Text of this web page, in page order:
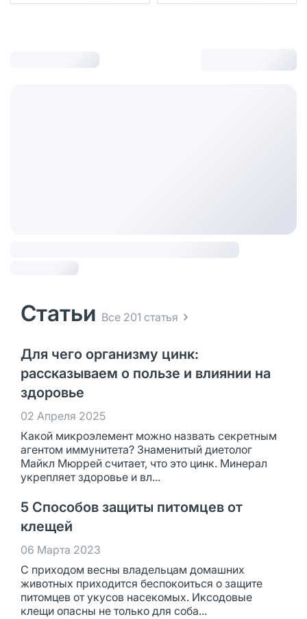
Статьи Все 201 статья
Для чего организму цинк:
рассказываем о пользе и влиянии на
здоровье
02 Апреля 2025
Какой микроэлемент можно назвать секретным
агентом иммунитета? Знаменитый диетолог
Майкл Мюррей считает, что это цинк. Минерал
укрепляет здоровье и вл...
5 Способов защиты питомцев от
клещей
06 Марта 2023
С приходом весны владельцам домашних
животных приходится беспокоиться о защите
питомцев от укусов насекомых. Иксодовые
клещи опасны не только для соба...